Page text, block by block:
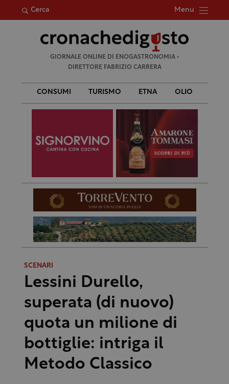
Cerca Menu
per:
GIORNALE ONLINE DI ENOGASTRONOMIA •
DIRETTORE FABRIZIO CARRERA
CONSUMI TURISMO ETNA OLIO
SCENARI
Lessini Durello,
superata (di nuovo)
quota un milione di
bottiglie: intriga il
Metodo Classico